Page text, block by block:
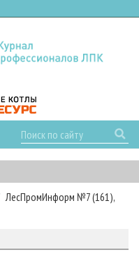
ЛесПромИнформ №7 (161),